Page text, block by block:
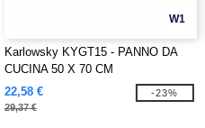
W1
Karlowsky KYGT15 - PANNO DA
CUCINA 50 X 70 CM
22,58 €
29,37 €
-23%